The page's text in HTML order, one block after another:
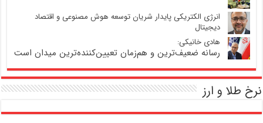
انرژی الکتریکی پایدار شریان توسعه هوش مصنوعی و اقتصاد
دیجیتال
هادی خانیکی:
رسانه ضعیف‌ترین و هم‌زمان تعیین‌کننده‌ترین میدان است
نرخ طلا و ارز